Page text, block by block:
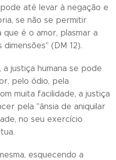
até levar à negação e
se não se permitir
é o amor, plasmar a
dimensões" (DM 12).
a justiça humana se pode
pelo ódio, pela
muita facilidade, a justiça
pela "ânsia de aniquilar
no seu exercício
esquecendo a